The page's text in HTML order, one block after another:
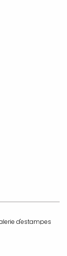
d'estampes